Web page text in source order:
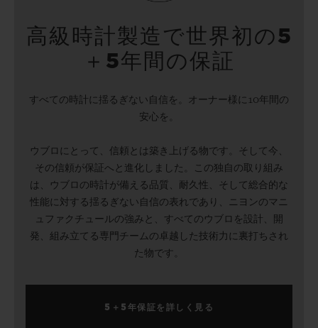
高級時計製造で世界初の5
＋5年間の保証
すべての時計に揺るぎない自信を。オーナー様に10年間の
安心を。
ウブロにとって、信頼とは築き上げる物です。そして今、
その信頼が保証へと進化しました。この独自の取り組み
は、ウブロの時計が備える品質、耐久性、そして総合的な
性能に対する揺るぎない自信の表れであり、ニヨンのマニ
ュファクチュールの強みと、すべてのウブロを設計、開
発、組み立てる専門チームの卓越した技術力に裏打ちされ
た物です。
5＋5年保証を詳しく見る